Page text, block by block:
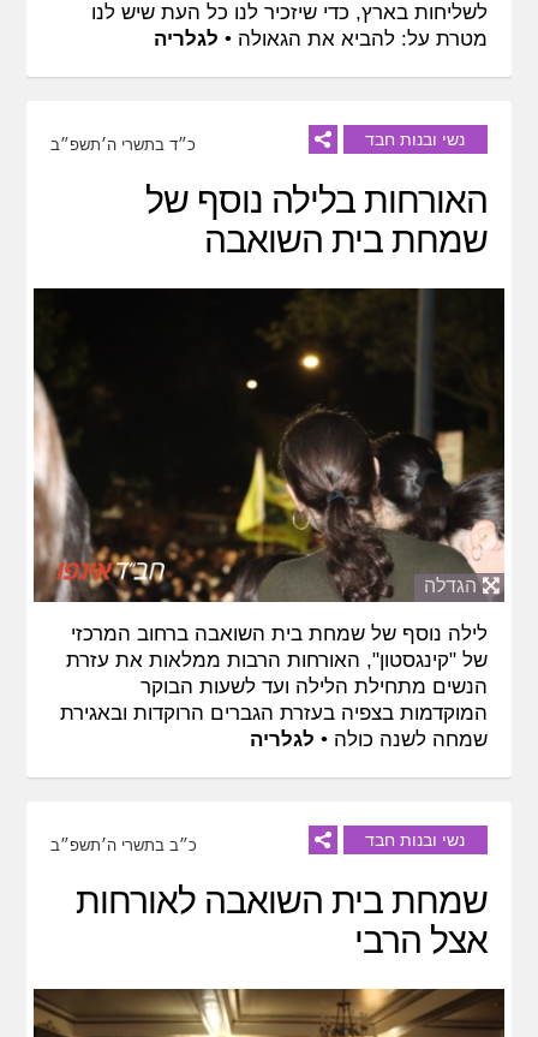
לשליחות בארץ, כדי שיזכיר לנו כל העת שיש לנו
מטרת על: להביא את הגאולה • לגלריה
נשי ובנות חבד כ״ד בתשרי ה׳תשפ״ב
האורחות בלילה נוסף של
שמחת בית השואבה
הגדלה
לילה נוסף של שמחת בית השואבה ברחוב המרכזי
של "קינגסטון", האורחות הרבות ממלאות את עזרת
הנשים מתחילת הלילה ועד לשעות הבוקר
המוקדמות בצפיה בעזרת הגברים הרוקדות ובאגירת
שמחה לשנה כולה • לגלריה
נשי ובנות חבד כ״ב בתשרי ה׳תשפ״ב
שמחת בית השואבה לאורחות
אצל הרבי